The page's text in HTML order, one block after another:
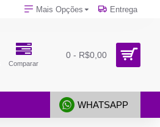
Mais Opções Entrega
Comparar
0 - R$0,00
WHATSAPP